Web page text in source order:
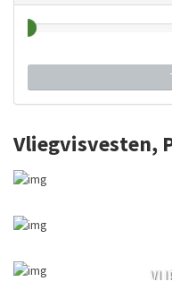
Vliegvisvesten,